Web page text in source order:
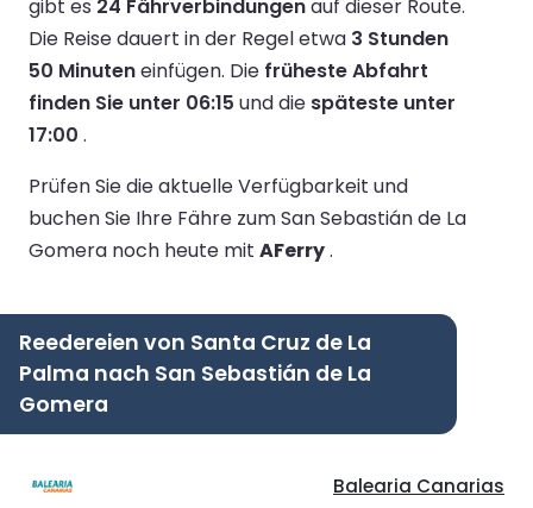
gibt es 24 Fährverbindungenauf dieser Route.
Die Reise dauert in der Regel etwa 3 Stunden
50 Minuteneinfügen. Die früheste Abfahrt
finden Sie unter 06:15 und die späteste unter
17:00 .
Prüfen Sie die aktuelle Verfügbarkeit und
buchen Sie Ihre Fähre zum San Sebastián de La
Gomera noch heute mit AFerry.
Reedereien von Santa Cruz de La
Palma nach San Sebastián de La
Gomera
Balearia Canarias